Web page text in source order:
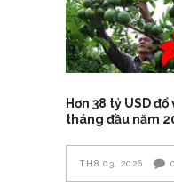
Hơn 38 tỷ USD
tháng đầu năm
TH8 03, 2026 0